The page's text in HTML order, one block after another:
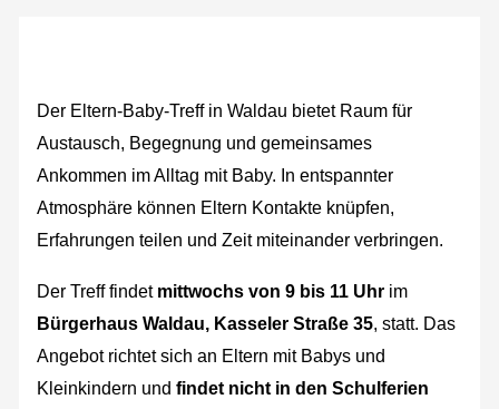
Der Eltern-Baby-Treff in Waldau bietet Raum für
Austausch, Begegnung und gemeinsames
Ankommen im Alltag mit Baby. In entspannter
Atmosphäre können Eltern Kontakte knüpfen,
Erfahrungen teilen und Zeit miteinander verbringen.
Der Treff findet mittwochs von 9 bis 11 Uhr im
Bürgerhaus Waldau, Kasseler Straße 35, statt. Das
Angebot richtet sich an Eltern mit Babys und
Kleinkindern undfindet nicht in den Schulferien